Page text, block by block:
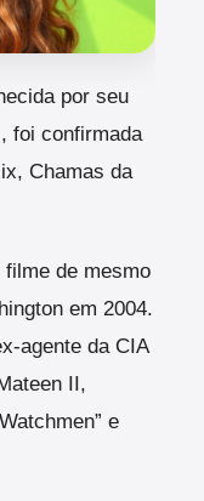
por seu
foi confirmada
Chamas da
filme de mesmo
em 2004.
agente da CIA
II,
e